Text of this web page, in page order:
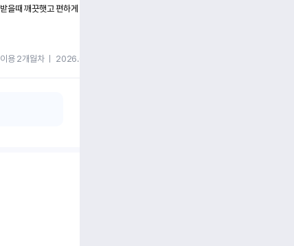
받을때 깨끗햇고 편하게 잘이용했습니다!
이용 2개월차ㅣ 2026.07.08